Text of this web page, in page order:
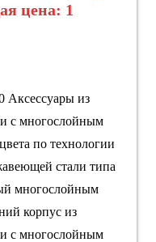
цена: 1
Аксессуары из
с многослойным
по технологии
стали типа
многослойным
корпус из
с многослойным